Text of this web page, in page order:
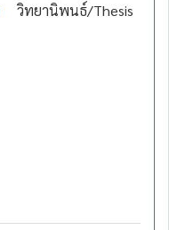
วิทยานิพนธ์/Thesis